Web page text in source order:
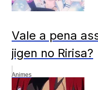
Vale a pena
jigen no Ririsa?
Animes